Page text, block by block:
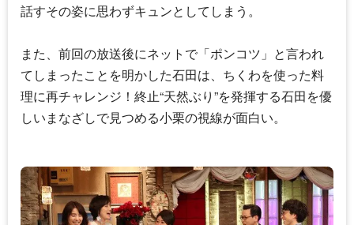
話すその姿に思わずキュンとしてしまう。
また、前回の放送後にネットで「ポンコツ」と言われ
てしまったことを明かした石田は、ちくわを使った料
理に再チャレンジ！終止“天然ぶり”を発揮する石田を優
しいまなざしで見つめる小栗の視線が面白い。